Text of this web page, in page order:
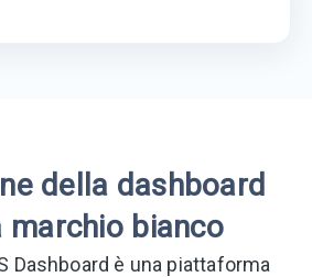
della dashboard
marchio bianco
Dashboard è una piattaforma